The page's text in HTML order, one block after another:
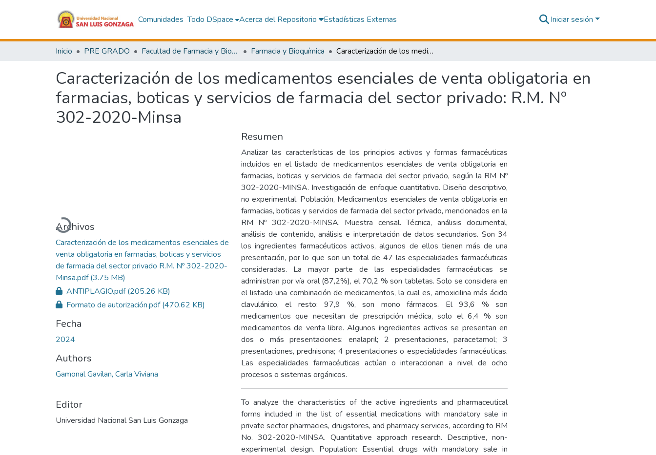
Comunidades Todo DSpace Acerca del Repositorio Estadísticas Externas Iniciar sesión
Inicio PRE GRADO Facultad de Farmacia y Bioquímica Farmacia y Bioquímica Caracterización de los medicamentos esenciales de venta obligatoria en farmacias, boticas y servicios de farmacia del sector privado: R.M. Nº 302-2020-Minsa
Caracterización de los medicamentos esenciales de venta obligatoria en
farmacias, boticas y servicios de farmacia del sector privado: R.M. Nº
302-2020-Minsa
Cargando...
Archivos
Caracterización de los medicamentos esenciales de
venta obligatoria en farmacias, boticas y servicios
de farmacia del sector privado R.M. Nº 302-2020-
Minsa.pdf(3.75 MB)
ANTIPLAGIO.pdf(205.26 KB)
Formato de autorización.pdf(470.62 KB)
Fecha
2024
Authors
Gamonal Gavilan, Carla Viviana
Editor
Universidad Nacional San Luis Gonzaga
Resumen
Analizar las características de los principios activos y formas farmacéuticas
incluidos en el listado de medicamentos esenciales de venta obligatoria en
farmacias, boticas y servicios de farmacia del sector privado, según la RM Nº
302-2020-MINSA. Investigación de enfoque cuantitativo. Diseño descriptivo,
no experimental. Población, Medicamentos esenciales de venta obligatoria en
farmacias, boticas y servicios de farmacia del sector privado, mencionados en la
RM Nº 302-2020-MINSA. Muestra censal. Técnica, análisis documental,
análisis de contenido, análisis e interpretación de datos secundarios. Son 34
los ingredientes farmacéuticos activos, algunos de ellos tienen más de una
presentación, por lo que son un total de 47 las especialidades farmacéuticas
consideradas. La mayor parte de las especialidades farmacéuticas se
administran por vía oral (87,2%), el 70,2 % son tabletas. Solo se considera en
el listado una combinación de medicamentos, la cual es, amoxicilina más ácido
clavulánico, el resto: 97,9 %, son mono fármacos. El 93,6 % son
medicamentos que necesitan de prescripción médica, solo el 6,4 % son
medicamentos de venta libre. Algunos ingredientes activos se presentan en
dos o más presentaciones: enalapril; 2 presentaciones, paracetamol; 3
presentaciones, prednisona; 4 presentaciones o especialidades farmacéuticas.
Las especialidades farmacéuticas actúan o interaccionan a nivel de ocho
procesos o sistemas orgánicos.
To analyze the characteristics of the active ingredients and pharmaceutical
forms included in the list of essential medications with mandatory sale in
private sector pharmacies, drugstores, and pharmacy services, according to RM
No. 302-2020-MINSA. Quantitative approach research. Descriptive, non-
experimental design. Population: Essential drugs with mandatory sale in